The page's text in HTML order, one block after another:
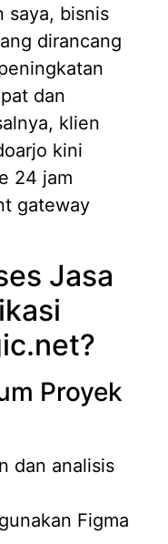
saya, bisnis
dirancang
dan
klien
kini
24 jam
gateway
Jasa
Proyek
dan analisis
Figma